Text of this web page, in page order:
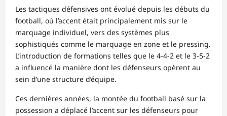
Les tactiques défensives ont évolué depuis les débuts du
football, où l’accent était principalement mis sur le
marquage individuel, vers des systèmes plus
sophistiqués comme le marquage en zone et le pressing.
L’introduction de formations telles que le 4-4-2 et le 3-5-2
a influencé la manière dont les défenseurs opèrent au
sein d’une structure d’équipe.
Ces dernières années, la montée du football basé sur la
possession a déplacé l’accent sur les défenseurs pour